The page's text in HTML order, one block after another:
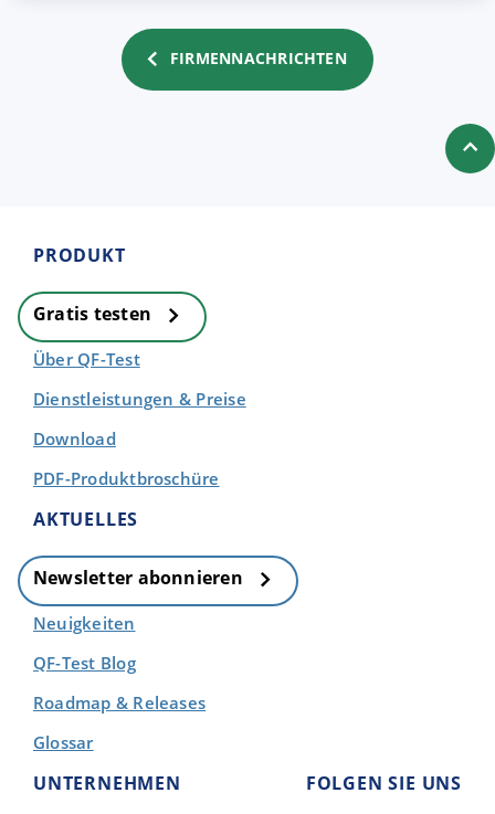
FIRMENNACHRICHTEN
PRODUKT
Gratis testen
Über QF-Test
Dienstleistungen & Preise
Download
PDF-Produktbroschüre
AKTUELLES
Newsletter abonnieren
Neuigkeiten
QF-Test Blog
Roadmap & Releases
Glossar
UNTERNEHMEN FOLGEN SIE UNS